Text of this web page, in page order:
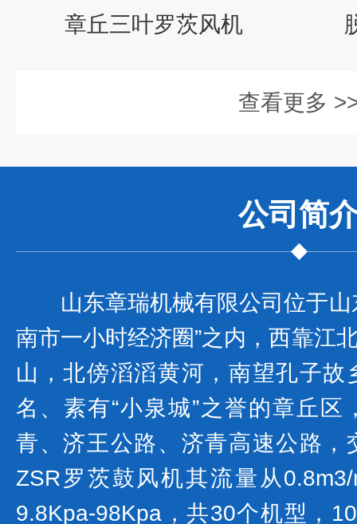
章丘三叶罗茨风机
查看更多
公司 简
山东章瑞机械有限公司位于
南市一小时经济圈”之内，西靠江
山，北傍滔滔黄河，南望孔子故
名、素有“小泉城”之誉的章丘
青、济王公路、济青高速公路，
ZSR罗茨鼓风机其流量从
9.8Kpa-98Kpa，共30个机型，